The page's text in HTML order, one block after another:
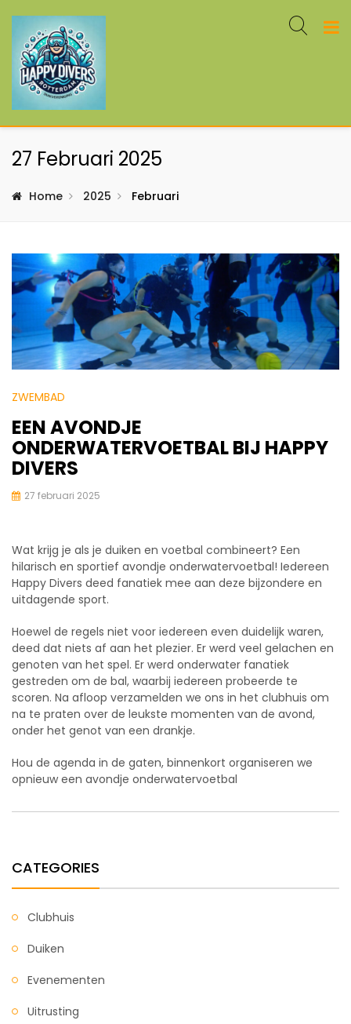
27 Februari 2025
Home 2025 Februari
ZWEMBAD
EEN AVONDJE
ONDERWATERVOETBAL BIJ HAPPY
DIVERS
27 februari 2025
Wat krijg je als je duiken en voetbal combineert? Een
hilarisch en sportief avondje onderwatervoetbal! Iedereen
Happy Divers deed fanatiek mee aan deze bijzondere en
uitdagende sport.
Hoewel de regels niet voor iedereen even duidelijk waren,
deed dat niets af aan het plezier. Er werd veel gelachen en
genoten van het spel. Er werd onderwater fanatiek
gestreden om de bal, waarbij iedereen probeerde te
scoren. Na afloop verzamelden we ons in het clubhuis om
na te praten over de leukste momenten van de avond,
onder het genot van een drankje.
Hou de agenda in de gaten, binnenkort organiseren we
opnieuw een avondje onderwatervoetbal
CATEGORIES
Clubhuis
Duiken
Evenementen
Uitrusting